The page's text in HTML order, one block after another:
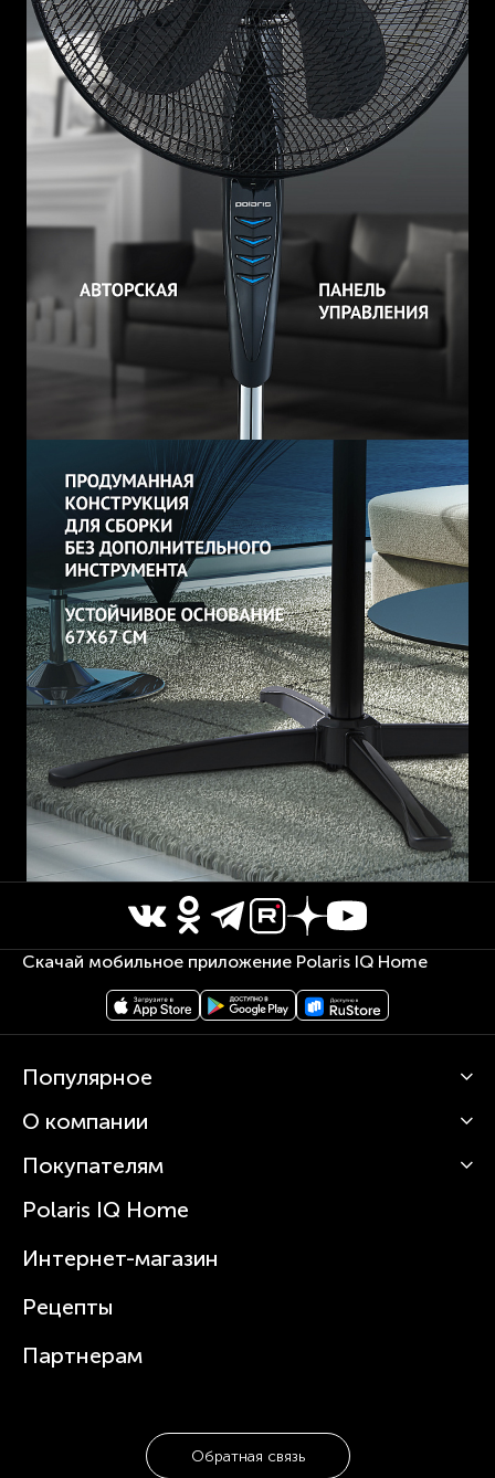
Скачай мобильное приложение Polaris IQ Home
Популярное
Кофемашины
Вертикальные пылесосы
Зубные щетки и ирригаторы
Увлажнители
Посуда
О компании
О Polaris
Статьи
Покупателям
Сервисные центры
Где купить
Polaris IQ Home
Интернет-магазин
Рецепты
Партнерам
Обратная связь